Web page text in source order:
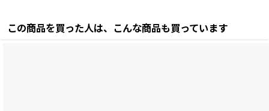
この商品を買った人は、こんな商品も買っています